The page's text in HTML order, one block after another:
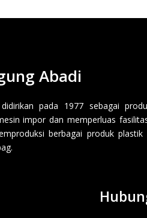
Abadi
pada 1977 sebagai
impor dan memperluas
berbagai produk